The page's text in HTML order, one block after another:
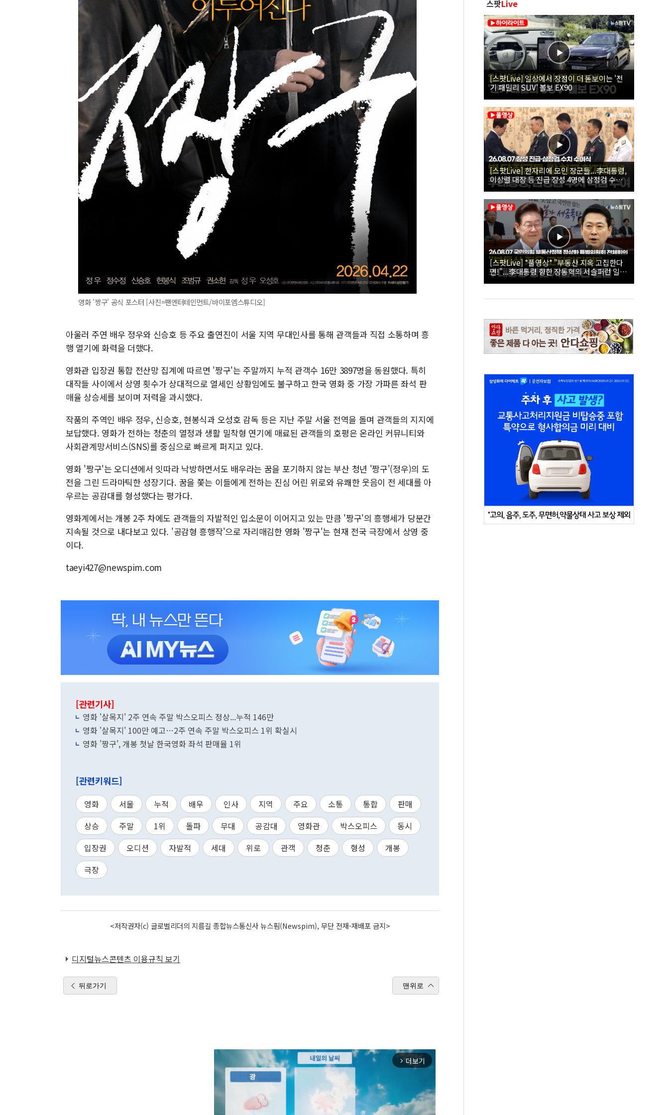
영화 '짱구' 공식 포스터 [사진=팬엔터테인먼트/바이포엠스튜디오]
아울러 주연 배우 정우와 신승호 등 주요 출연진이 서울 지역 무대인사를 통해 관객들과 직접 소통하며 흥
행 열기에 화력을 더했다.
영화관 입장권 통합 전산망 집계에 따르면 '짱구'는 주말까지 누적 관객수 16만 3897명을 동원했다. 특히
대작들 사이에서 상영 횟수가 상대적으로 열세인 상황임에도 불구하고 한국 영화 중 가장 가파른 좌석 판
매율 상승세를 보이며 저력을 과시했다.
작품의 주역인 배우 정우, 신승호, 현봉식과 오성호 감독 등은 지난 주말 서울 전역을 돌며 관객들의 지지에
보답했다. 영화가 전하는 청춘의 열정과 생활 밀착형 연기에 매료된 관객들의 호평은 온라인 커뮤니티와
사회관계망서비스(SNS)를 중심으로 빠르게 퍼지고 있다.
영화 '짱구'는 오디션에서 잇따라 낙방하면서도 배우라는 꿈을 포기하지 않는 부산 청년 '짱구'(정우)의 도
전을 그린 드라마틱한 성장기다. 꿈을 쫓는 이들에게 전하는 진심 어린 위로와 유쾌한 웃음이 전 세대를 아
우르는 공감대를 형성했다는 평가다.
영화계에서는 개봉 2주 차에도 관객들의 자발적인 입소문이 이어지고 있는 만큼 '짱구'의 흥행세가 당분간
지속될 것으로 내다보고 있다. '공감형 흥행작'으로 자리매김한 영화 '짱구'는 현재 전국 극장에서 상영 중
이다.
taeyi427@newspim.com
[관련기사]
영화 '살목지' 2주 연속 주말 박스오피스 정상...누적 146만
영화 '살목지' 100만 예고…2주 연속 주말 박스오피스 1위 확실시
영화 '짱구', 개봉 첫날 한국영화 좌석 판매율 1위
[관련키워드]
영화 서울 누적 배우 인사 지역 주요 소통 통합
판매
상승
주말 1위 돌파 무대 공감대 영화관 박스오피스
동시
입장권
오디션 자발적 세대 위로 관객 청춘 형성
개봉
극장
<저작권자(c) 글로벌리더의 지름길 종합뉴스통신사 뉴스핌(Newspim), 무단 전재-재배포 금지>
디지털뉴스콘텐츠 이용규칙 보기
뒤로가기 맨위로
arrow_forward_ios 더보기
스팟Live
[스팟Live] 일상에서 장점이 더 돋보이는 '전
기 패밀리 SUV' 볼보 EX90
[스팟Live] 한자리에 모인 장군들...李대통령,
이상렬 대장 등 진급 장성 4명에 삼정검 수치
직접 수여｜26.08.07 장성 진급·삼정검 수치
수여식
[스팟Live] *풀영상* "부동산 지옥 고집한다
면!"...李대통령 향한 장동혁의 서슬퍼런 일갈
| 26.08.07 국민의힘 부동산정책 정상화 특별